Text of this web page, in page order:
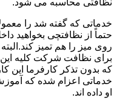
نظافتی محاسبه می شود.
خدماتی که گفته شد را
حتماً از نظافتچی بخواهید
روی میز را هم تمیز
برای نظافت شرکت کلیه
که بدون تذکر کارفرما این
خدماتی اعزام شده که
او داده اند.